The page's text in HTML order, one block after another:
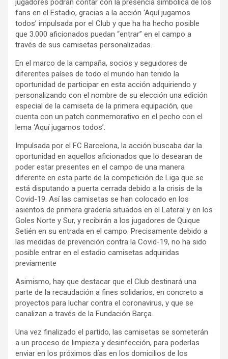
jugadores podrán contar con la presencia simbólica de los
fans en el Estadio, gracias a la acción ‘Aquí jugamos
todos’ impulsada por el Club y que ha ha hecho posible
que 3.000 aficionados puedan “entrar” en el campo a
través de sus camisetas personalizadas.
En el marco de la campaña, socios y seguidores de
diferentes países de todo el mundo han tenido la
oportunidad de participar en esta acción adquiriendo y
personalizando con el nombre de su elección una edición
especial de la camiseta de la primera equipación, que
cuenta con un patch conmemorativo en el pecho con el
lema ‘Aquí jugamos todos’.
Impulsada por el FC Barcelona, la acción buscaba dar la
oportunidad en aquellos aficionados que lo desearan de
poder estar presentes en el campo de una manera
diferente en esta parte de la competición de Liga que se
está disputando a puerta cerrada debido a la crisis de la
Covid-19. Así las camisetas se han colocado en los
asientos de primera gradería situados en el Lateral y en los
Goles Norte y Sur, y recibirán a los jugadores de Quique
Setién en su entrada en el campo. Precisamente debido a
las medidas de prevención contra la Covid-19, no ha sido
posible entrar en el estadio camisetas adquiridas
previamente
Asimismo, hay que destacar que el Club destinará una
parte de la recaudación a fines solidarios, en concreto a
proyectos para luchar contra el coronavirus, y que se
canalizan a través de la Fundación Barça.
Una vez finalizado el partido, las camisetas se someterán
a un proceso de limpieza y desinfección, para poderlas
enviar en los próximos días en los domicilios de los